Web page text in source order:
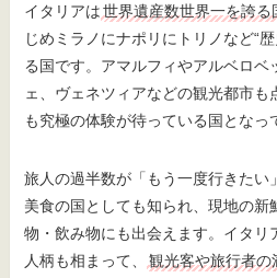
イタリアは 世界遺産数世界一を誇る
じめミラノにナポリにトリノなど“
る国です。アマルフィやアルベロベ
ェ、ヴェネツィアなどの観光都市
も究極の体験が待っている国となっ
旅人の過半数が「もう一度行きたい
美食の国としても知られ、現地の新
物・飲み物にも出会えます。イタリ
人柄も相まって、
観光客や旅行者の